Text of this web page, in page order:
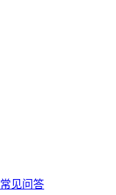
常见问答